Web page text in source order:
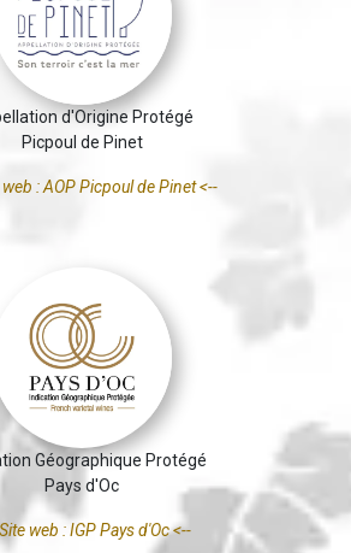
d'Origine Protégé
Picpoul de Pinet
web : AOP Picpoul de Pinet <--
Géographique Protégé
Pays d'Oc
web : IGP Pays d'Oc <--